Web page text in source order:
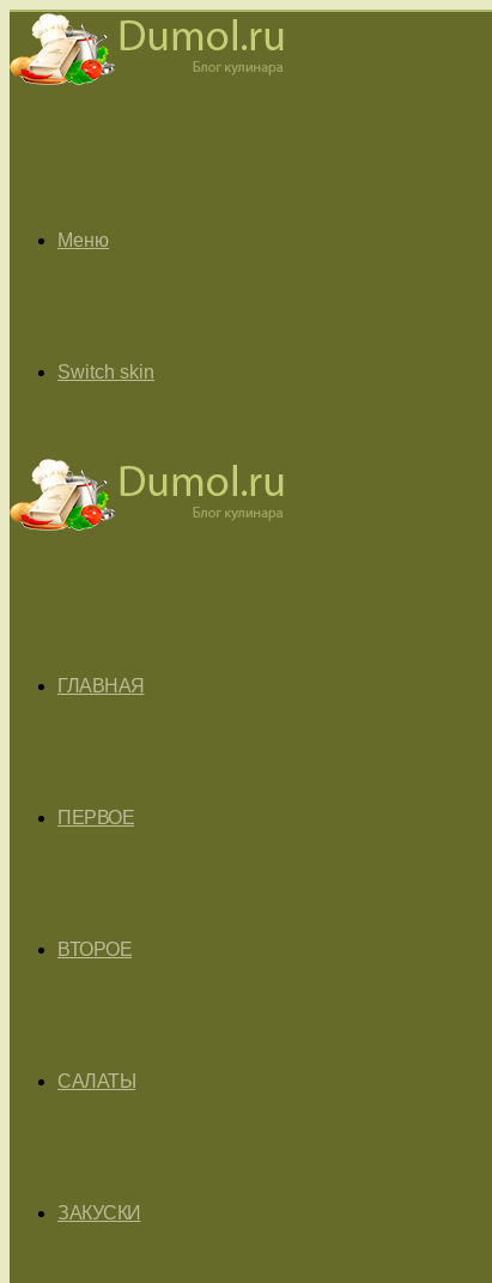
Меню
Switch skin
ГЛАВНАЯ
ПЕРВОЕ
ВТОРОЕ
САЛАТЫ
ЗАКУСКИ